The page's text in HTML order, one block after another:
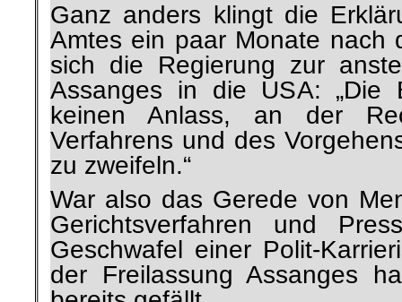
Ganz anders klingt die
Amtes ein paar Monate nach
sich die Regierung zur
Assanges in die USA: „Die
keinen Anlass, an der
Verfahrens und des
zu zweifeln.“
War also das Gerede von
Gerichtsverfahren und
Geschwafel einer Polit-
der Freilassung Assanges